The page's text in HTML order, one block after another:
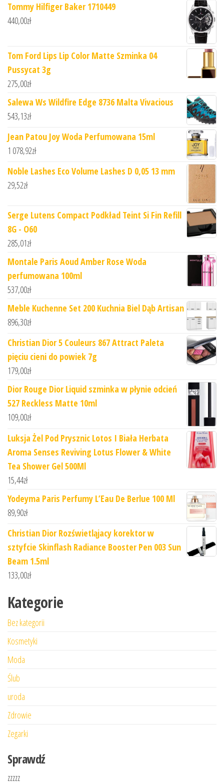
Tommy Hilfiger Baker 1710449
440,00zł
Tom Ford Lips Lip Color Matte Szminka 04
Pussycat 3g
275,00zł
Salewa Ws Wildfire Edge 8736 Malta Vivacious
543,13zł
Jean Patou Joy Woda Perfumowana 15ml
1 078,92zł
Noble Lashes Eco Volume Lashes D 0,05 13 mm
29,52zł
Serge Lutens Compact Podkład Teint Si Fin Refill
8G - O60
285,01zł
Montale Paris Aoud Amber Rose Woda
perfumowana 100ml
537,00zł
Meble Kuchenne Set 200 Kuchnia Biel Dąb Artisan
896,30zł
Christian Dior 5 Couleurs 867 Attract Paleta
pięciu cieni do powiek 7g
179,00zł
Dior Rouge Dior Liquid szminka w płynie odcień
527 Reckless Matte 10ml
109,00zł
Luksja Żel Pod Prysznic Lotos I Biała Herbata
Aroma Senses Reviving Lotus Flower & White
Tea Shower Gel 500Ml
15,44zł
Yodeyma Paris Perfumy L’Eau De Berlue 100 Ml
89,90zł
Christian Dior Rozświetląjacy korektor w
sztyfcie Skinflash Radiance Booster Pen 003 Sun
Beam 1.5ml
133,00zł
Kategorie
Bez kategorii
Kosmetyki
Moda
Ślub
uroda
Zdrowie
Zegarki
Sprawdź
zzzzz